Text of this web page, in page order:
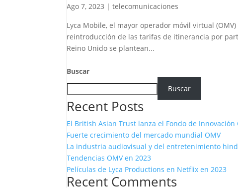
Ago 7, 2023 |telecomunicaciones
Lyca Mobile, el mayor operador móvil virtual
reintroducción de las tarifas de itinerancia por
Reino Unido se plantean...
Buscar
Buscar
Recent Posts
El British Asian Trust lanza el Fondo de Innovación
Fuerte crecimiento del mercado mundial OMV
La industria audiovisual y del entretenimiento
Tendencias OMV en 2023
Películas de Lyca Productions en Netflix en 2023
Recent Comments